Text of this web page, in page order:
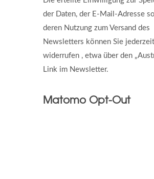
der Daten, der E-Mail-Adresse
deren Nutzung zum Versand des
Newsletters können Sie jederzeit
widerrufen , etwa über den
Link im Newsletter.
Matomo Opt-Out